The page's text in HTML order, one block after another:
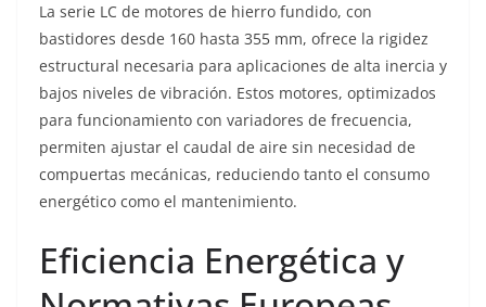
La serie LC de motores de hierro fundido, con
bastidores desde 160 hasta 355 mm, ofrece la rigidez
estructural necesaria para aplicaciones de alta inercia y
bajos niveles de vibración. Estos motores, optimizados
para funcionamiento con variadores de frecuencia,
permiten ajustar el caudal de aire sin necesidad de
compuertas mecánicas, reduciendo tanto el consumo
energético como el mantenimiento.
Eficiencia Energética y